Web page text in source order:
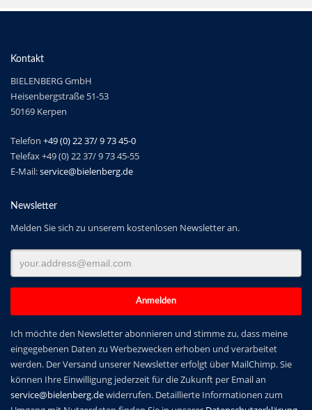
Kontakt
BIELENBERG GmbH
Heisenbergstraße 51-53
50169 Kerpen
Telefon +49 (0) 22 37/ 9 73 45-0
Telefax +49 (0) 22 37/ 9 73 45-55
E-Mail:service@bielenberg.de
Newsletter
Melden Sie sich zu unserem kostenlosen Newsletter an.
Ich möchte den Newsletter abonnieren und stimme zu, dass meine
eingegebenen Daten zu Werbezwecken erhoben und verarbeitet
werden. Der Versand unserer Newsletter erfolgt über MailChimp. Sie
können Ihre Einwilligung jederzeit für die Zukunft per Email an
service@bielenberg.dewiderrufen. Detaillierte Informationen zum